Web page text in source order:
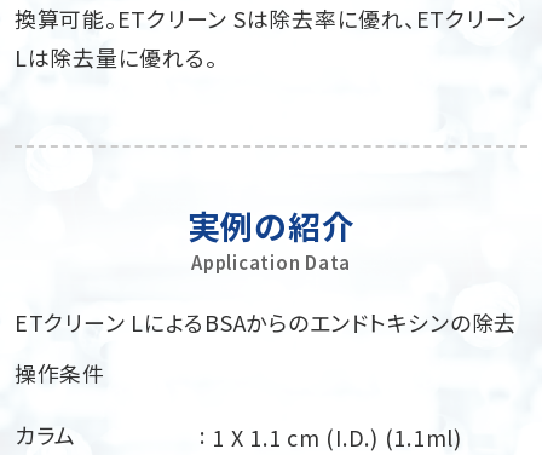
換算可能。ETクリーン Sは除去率に優れ、ETクリーン
Lは除去量に優れる。
実例の紹介
Application Data
ETクリーン LによるBSAからのエンドトキシンの除去
操作条件
カラム
1 X 1.1 cm (I.D.) (1.1ml)